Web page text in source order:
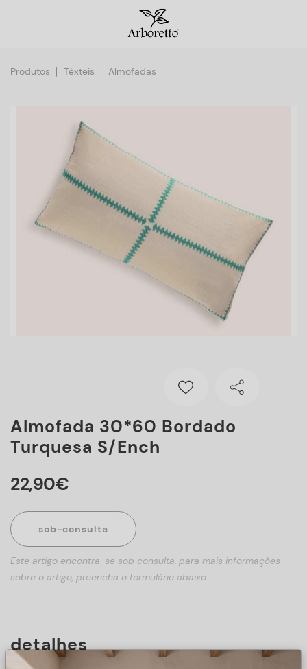
Produtos Têxteis Almofadas
Almofada 30*60 Bordado
Turquesa S/ench
22,90€
sob-consulta
Este artigo encontra-se sob consulta, para mais informações
sobre o artigo, preencha o formulário abaixo.
detalhes